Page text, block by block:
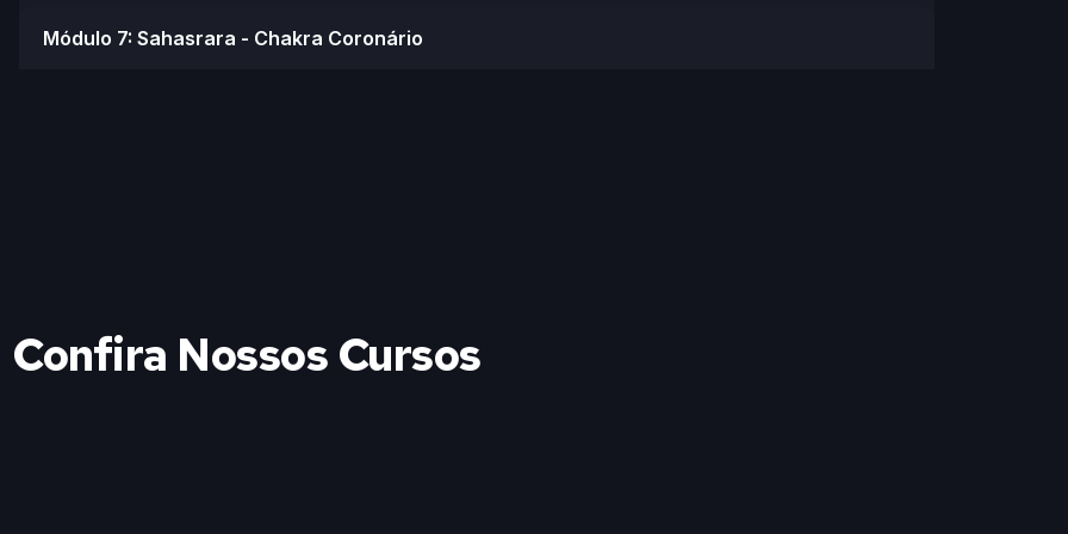
Módulo 7: Sahasrara - Chakra Coronário
Confira Nossos Cursos